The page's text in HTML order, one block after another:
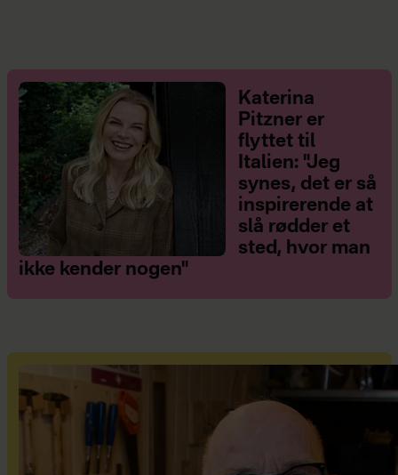
Katerina
Pitzner er
flyttet til
Italien: "Jeg
synes, det er så
inspirerende at
slå rødder et
sted, hvor man
ikke kender nogen"